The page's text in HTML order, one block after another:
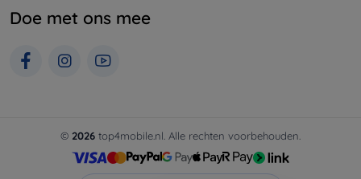
Doe met ons mee
© 2026 top4mobile.nl. Alle rechten voorbehouden.